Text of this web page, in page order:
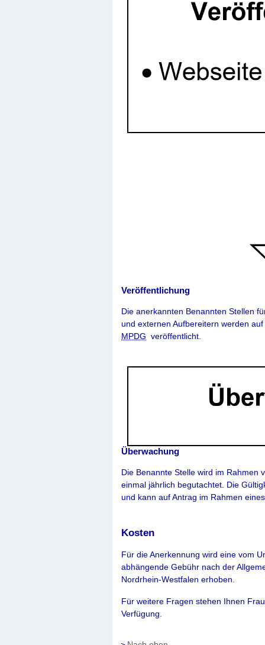
Veröffentlichung
Die anerkannten Benannten Stellen
und externen Aufbereitern werden
MPDG veröffentlicht.
Überwachung
Die Benannte Stelle wird im Rahmen
einmal jährlich begutachtet. Die
und kann auf Antrag im Rahmen
Kosten
Für die Anerkennung wird eine vom
abhängende Gebühr nach der
Nordrhein-Westfalen erhoben.
Für weitere Fragen stehen Ihnen
Verfügung.